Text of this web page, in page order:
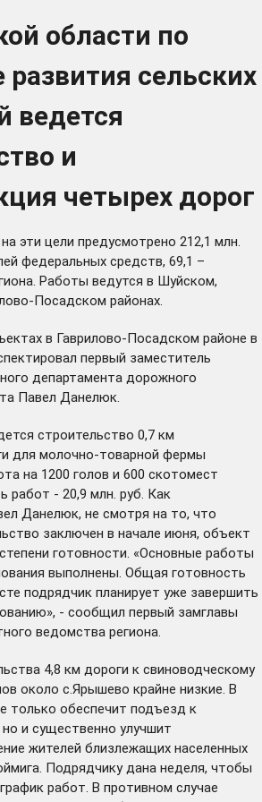
области по
сельских
ведется
и
четырех дорог
эти цели предусмотрено 212,1 млн.
федеральных средств, 69,1 –
Работы ведутся в Шуйском,
Посадском районах.
в Гаврилово-Посадском районе в
первый заместитель
департамента дорожного
Павел Данелюк.
строительство 0,7 км
для молочно-товарной фермы
на 1200 голов и 600 скотомест
работ - 20,9 млн. руб. Как
Данелюк, не смотря на то, что
заключен в начале июня, объект
готовности. «Основные работы
выполнены. Общая готовность
подрядчик планирует уже завершить
- сообщил первый замглавы
ведомства региона.
4,8 км дороги к свиноводческому
около с.Ярышево крайне низкие. В
только обеспечит подъезд к
и существенно улучшит
жителей близлежащих населенных
Подрядчику дана неделя, чтобы
работ. В противном случае